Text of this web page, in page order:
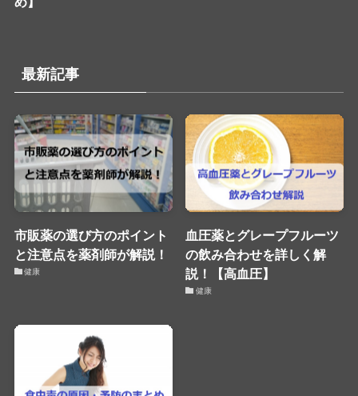
最新記事
市販薬の選び方のポイント
と注意点を薬剤師が解説！
健康
血圧薬とグレープフルーツ
の飲み合わせを詳しく解
説！【高血圧】
健康